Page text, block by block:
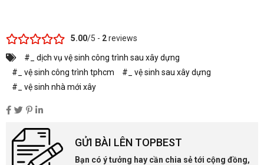
5.00/5 - 2reviews
#_ dịch vụ vệ sinh công trình sau xây dựng
#_ vệ sinh công trình tphcm
#_ vệ sinh sau xây dựng
#_ vệ sinh nhà mới xây
GỬI BÀI LÊN TOPBEST
Bạn có ý tưởng hay cần chia sẻ tới cộng đồng,